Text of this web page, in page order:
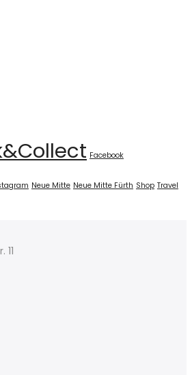
Facebook
Neue Mitte Neue Mitte Fürth Shop Travel